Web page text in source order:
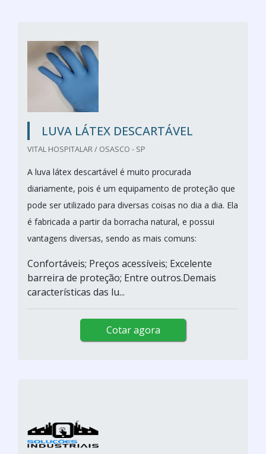
LUVA LÁTEX DESCARTÁVEL
VITAL HOSPITALAR / OSASCO - SP
A luva látex descartável é muito procurada
diariamente, pois é um equipamento de proteção que
pode ser utilizado para diversas coisas no dia a dia. Ela
é fabricada a partir da borracha natural, e possui
vantagens diversas, sendo as mais comuns:
Confortáveis; Preços acessíveis; Excelente
barreira de proteção; Entre outros.Demais
características das lu...
Cotar agora